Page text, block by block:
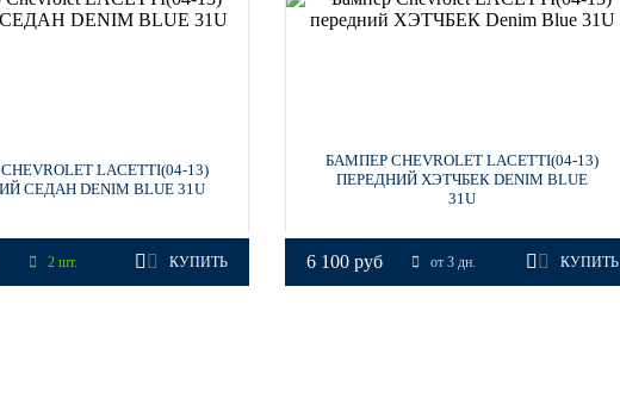
LACETTI(04-13)
СЕДАН DENIM BLUE 31U
2 шт. КУПИТЬ
БАМПЕР CHEVROLET LACETTI(04-13)
ПЕРЕДНИЙ ХЭТЧБЕК DENIM BLUE
31U
6 100 руб от 3 дн. КУПИТЬ